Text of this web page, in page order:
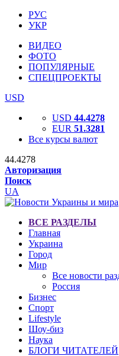
РУС
УКР
ВИДЕО
ФОТО
ПОПУЛЯРНЫЕ
СПЕЦПРОЕКТЫ
USD
USD 44.4278
EUR 51.3281
Все курсы валют
44.4278
Авторизация
Поиск
UA
ВСЕ РАЗДЕЛЫ
Главная
Украина
Город
Мир
Все новости
Россия
Бизнес
Спорт
Lifestyle
Шоу-биз
Наука
БЛОГИ ЧИТАТЕЛЕЙ